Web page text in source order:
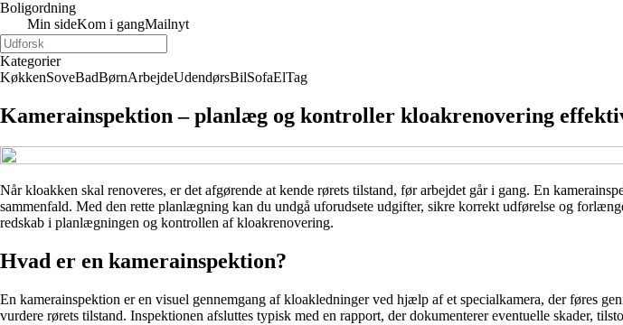
Boligordning
Min sideKom i gangMailnyt
Kategorier
KøkkenSoveBadBørnArbejdeUdendørsBilSofaElTag
Kamerainspektion – planlæg og kontroller kloakrenovering
Når kloakken skal renoveres, er det afgørende at kende rørets tilstand, før arbejdet går i gang. En
sammenfald. Med den rette planlægning kan du undgå uforudsete udgifter, sikre korrekt udførelse og
redskab i planlægningen og kontrollen af kloakrenovering.
Hvad er en kamerainspektion?
En kamerainspektion er en visuel gennemgang af kloakledninger ved hjælp af et specialkamera, der føres
vurdere rørets tilstand. Inspektionen afsluttes typisk med en rapport, der dokumenterer eventuelle skader,